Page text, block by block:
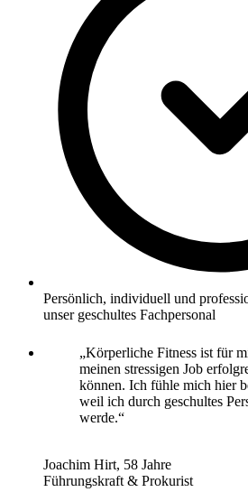
Persönlich, individuell und
unser geschultes Fachpersonal
„Körperliche Fitness ist für
meinen stressigen Job
können. Ich fühle mich hier
weil ich durch geschultes
werde.“
Joachim Hirt, 58 Jahre
Führungskraft & Prokurist